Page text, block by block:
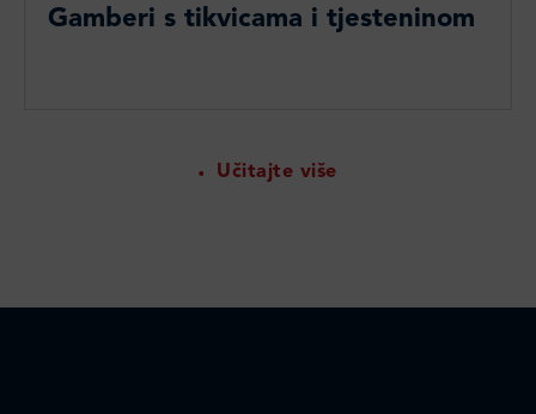
Gamberi s tikvicama i tjesteninom
Učitajte više